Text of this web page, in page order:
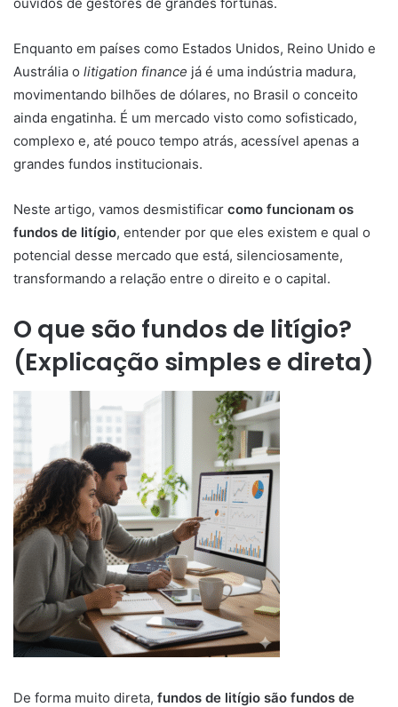
Enquanto em países como Estados Unidos, Reino Unido e
Austrália o litigation finance já é uma indústria madura,
movimentando bilhões de dólares, no Brasil o conceito
ainda engatinha. É um mercado visto como sofisticado,
complexo e, até pouco tempo atrás, acessível apenas a
grandes fundos institucionais.
Neste artigo, vamos desmistificar como funcionam os
fundos de litígio, entender por que eles existem e qual o
potencial desse mercado que está, silenciosamente,
transformando a relação entre o direito e o capital.
O que são fundos de litígio?
(Explicação simples e direta)
De forma muito direta, fundos de litígio são fundos de